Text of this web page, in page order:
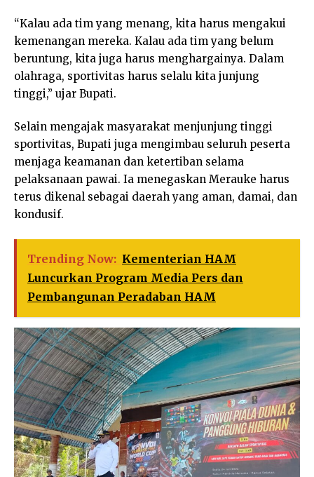
“Kalau ada tim yang menang, kita harus mengakui
kemenangan mereka. Kalau ada tim yang belum
beruntung, kita juga harus menghargainya. Dalam
olahraga, sportivitas harus selalu kita junjung
tinggi,” ujar Bupati.
Selain mengajak masyarakat menjunjung tinggi
sportivitas, Bupati juga mengimbau seluruh peserta
menjaga keamanan dan ketertiban selama
pelaksanaan pawai. Ia menegaskan Merauke harus
terus dikenal sebagai daerah yang aman, damai, dan
kondusif.
Trending Now: Kementerian HAM
Luncurkan Program Media Pers dan
Pembangunan Peradaban HAM